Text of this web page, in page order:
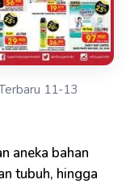
11-13
aneka bahan
tubuh, hingga